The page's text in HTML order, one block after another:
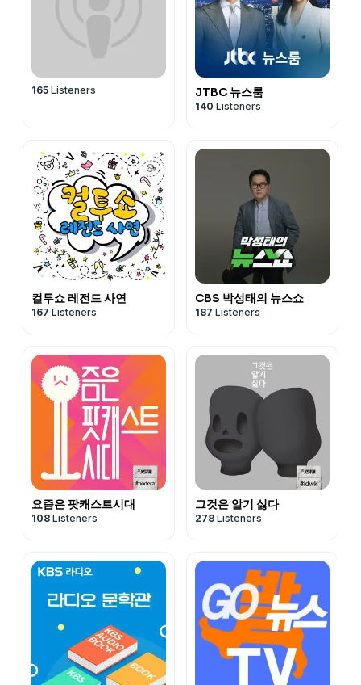
165 Listeners JTBC 뉴스룸
140 Listeners
컬투쇼 레전드 사연
167 Listeners
CBS 박성태의 뉴스쇼
187 Listeners
요즘은 팟캐스트시대
108 Listeners
그것은 알기 싫다
278 Listeners